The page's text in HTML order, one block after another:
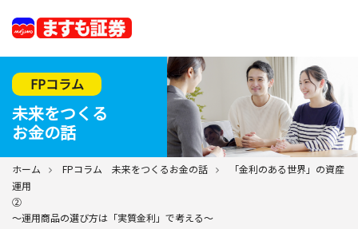
FPコラム
未来をつくる
お金の話
ホーム FPコラム 未来をつくるお金の話
「金利のある世界」の資産
運用
～運用商品の選び方は「実質金利」で考える～